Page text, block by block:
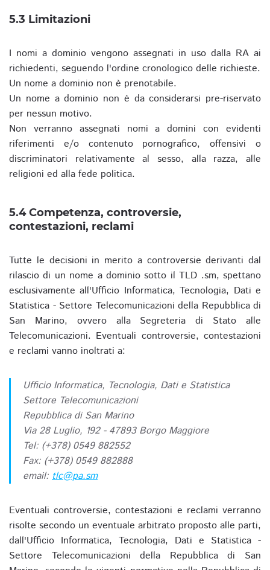
5.3 Limitazioni
I nomi a dominio vengono assegnati in uso dalla RA ai
richiedenti, seguendo l'ordine cronologico delle richieste.
Un nome a dominio non è prenotabile.
Un nome a dominio non è da considerarsi pre-riservato
per nessun motivo.
Non verranno assegnati nomi a domini con evidenti
riferimenti e/o contenuto pornografico, offensivi o
discriminatori relativamente al sesso, alla razza, alle
religioni ed alla fede politica.
5.4 Competenza, controversie,
contestazioni, reclami
Tutte le decisioni in merito a controversie derivanti dal
rilascio di un nome a dominio sotto il TLD .sm, spettano
esclusivamente all'Ufficio Informatica, Tecnologia, Dati e
Statistica - Settore Telecomunicazioni della Repubblica di
San Marino, ovvero alla Segreteria di Stato alle
Telecomunicazioni. Eventuali controversie, contestazioni
e reclami vanno inoltrati a:
Ufficio Informatica, Tecnologia, Dati e Statistica
Settore Telecomunicazioni
Repubblica di San Marino
Via 28 Luglio, 192 - 47893 Borgo Maggiore
Tel: (+378) 0549 882552
Fax: (+378) 0549 882888
email: tlc@pa.sm
Eventuali controversie, contestazioni e reclami verranno
risolte secondo un eventuale arbitrato proposto alle parti,
dall'Ufficio Informatica, Tecnologia, Dati e Statistica -
Settore Telecomunicazioni della Repubblica di San